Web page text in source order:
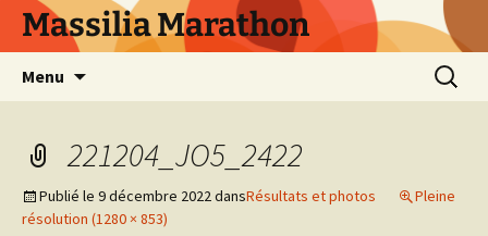
AllerMassilia Marathon
Menu
221204_JO5_2422
Publié le 9 décembre 2022dansRésultats et photos
Pleine
résolution (1280 × 853)